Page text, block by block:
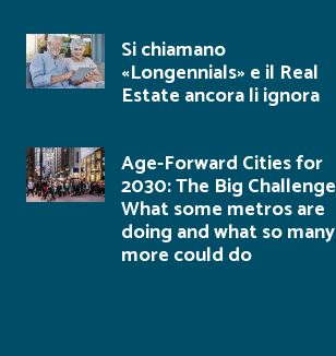
Si chiamano
«Longennials» e il Real
Estate ancora li ignora
Age-Forward Cities for
2030: The Big Challenge
What some metros are
doing and what so many
more could do